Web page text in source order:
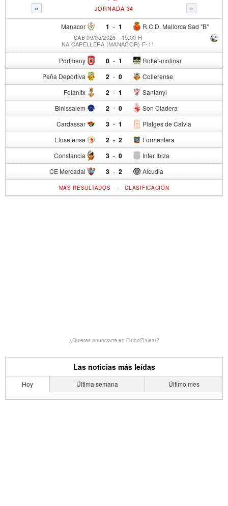
« »
JORNADA 34
Manacor 1 - R.C.D. Mallorca Sad "B"
1
SÁB 09/05/2026 - 15:00 H
NA CAPELLERA (MANACOR) F-11
Portmany 0 - Rotlet-molinar
1
Peña Deportiva 2 - Collerense
0
Felanitx 2 - Santanyi
1
Binissalem 2 - Son Cladera
0
Cardassar 3 - Platges de Calvia
1
Llosetense 2 - Formentera
2
Constancia 3 - Inter Ibiza
0
CE Mercadal 3 - Alcudia
2
MÁS RESULTADOS -CLASIFICACIÓN
¿Quieres anunciarte en FutbolBalear?
Las noticias más leídas
Hoy Última semana Último mes